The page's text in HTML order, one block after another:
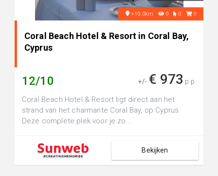
+10.0km 0 0 0
Coral Beach Hotel & Resort in Coral Bay,
Cyprus
12/10 +/- € 973 p.p.
Coral Beach Hotel & Resort ligt direct aan het
strand van het charmante Coral Bay, op Cyprus.
Deze complete plek voor je zo...
Bekijken